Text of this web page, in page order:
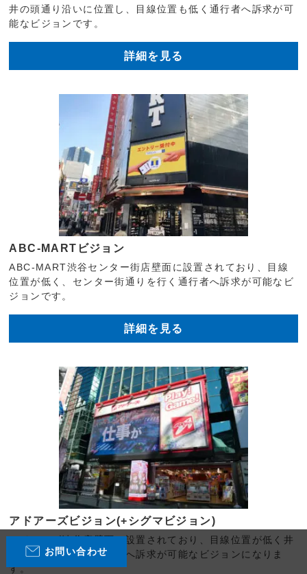
井の頭通り沿いに位置し、目線位置も低く通行者へ訴求が可
能なビジョンです。
詳細を見る
ABC-MARTビジョン
ABC-MART渋谷センター街店壁面に設置されており、目線
位置が低く、センター街通りを行く通行者へ訴求が可能なビ
ジョンです。
詳細を見る
アドアーズビジョン(+シグマビジョン)
アドアーズ渋谷店壁面に設置されており、目線位置が低く井
の頭通りを行く、通行者へ訴求が可能なビジョンになりま
す。
お問い合わせ